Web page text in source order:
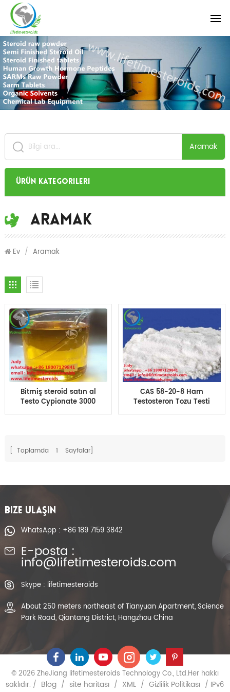
Aramak
Ürün Kategorileri
Aramak
Ev / Aramak
Bitmiş steroid satın al
Testo Cypionate 3000
200 mg yağ TC 200 TC
CAS 58-20-8 Ham
Testosteron Tozu Testi
Cypionate Kilo Kaybı
[ Toplamda 1 Sayfalar]
BIZE ULAŞIN
WhatsApp : +86 189 7159 3842
E-posta :
info@lifetimesteroids.com
Skype : lifetimesteroids
About 250 meters northeast of Tianyuan Apartment, Science
Park Road, Qiantang District, Hangzhou China
© 2026 ZheJiang lifetimesteroids Technology Co., Ltd.Her hakkı
saklıdır. / Blog / site haritası / XML / Gizlilik Politikası / IPv6